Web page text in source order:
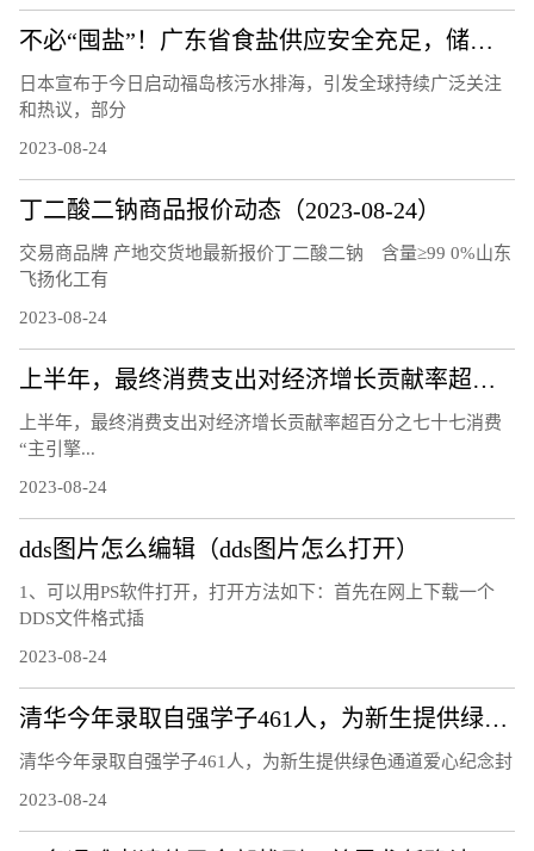
不必“囤盐”！广东省食盐供应安全充足，储备量达10.8万吨
日本宣布于今日启动福岛核污水排海，引发全球持续广泛关注
和热议，部分
2023-08-24
丁二酸二钠商品报价动态（2023-08-24）
交易商品牌 产地交货地最新报价丁二酸二钠 含量≥99 0%山东
飞扬化工有
2023-08-24
上半年，最终消费支出对经济增长贡献率超百分之七十七 消费“主引擎”作用进一步凸显（经济新方位）
上半年，最终消费支出对经济增长贡献率超百分之七十七消费
“主引擎...
2023-08-24
dds图片怎么编辑（dds图片怎么打开）
1、可以用PS软件打开，打开方法如下：首先在网上下载一个
DDS文件格式插
2023-08-24
清华今年录取自强学子461人，为新生提供绿色通道爱心纪念封
清华今年录取自强学子461人，为新生提供绿色通道爱心纪念封
2023-08-24